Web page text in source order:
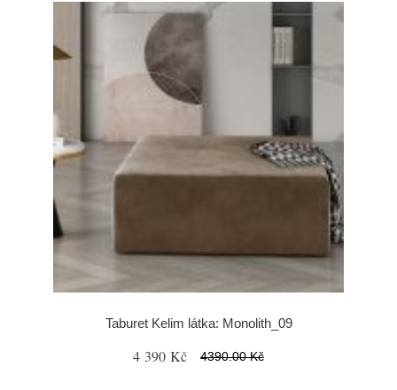
Taburet Kelim látka: Monolith_09
4 390 Kč 4390.00 Kč